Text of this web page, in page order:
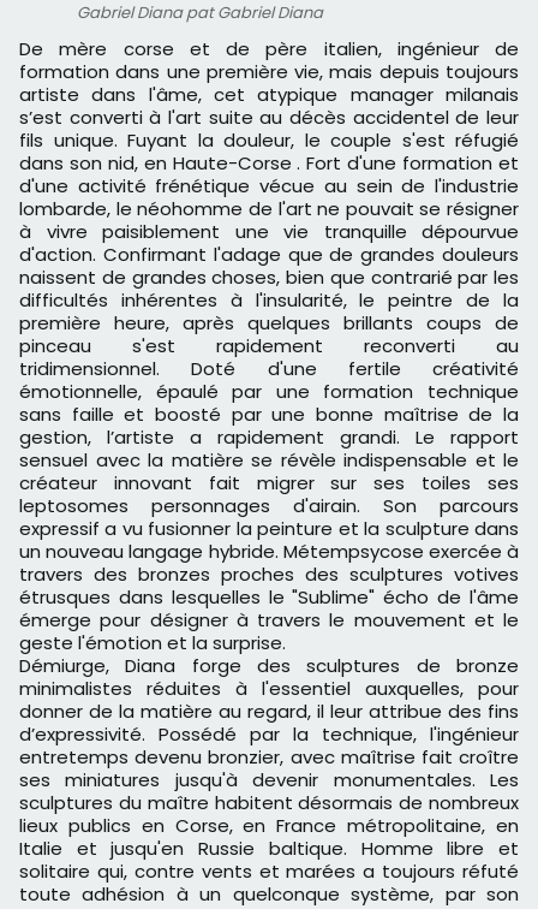
Gabriel Diana pat Gabriel Diana
De mère corse et de père italien, ingénieur de
formation dans une première vie, mais depuis toujours
artiste dans l'âme, cet atypique manager milanais
s’est converti à l'art suite au décès accidentel de leur
fils unique. Fuyant la douleur, le couple s'est réfugié
dans son nid, en Haute-Corse . Fort d'une formation et
d'une activité frénétique vécue au sein de l'industrie
lombarde, le néohomme de l'art ne pouvait se résigner
à vivre paisiblement une vie tranquille dépourvue
d'action. Confirmant l'adage que de grandes douleurs
naissent de grandes choses, bien que contrarié par les
difficultés inhérentes à l'insularité, le peintre de la
première heure, après quelques brillants coups de
pinceau s'est rapidement reconverti au
tridimensionnel. Doté d'une fertile créativité
émotionnelle, épaulé par une formation technique
sans faille et boosté par une bonne maîtrise de la
gestion, l’artiste a rapidement grandi. Le rapport
sensuel avec la matière se révèle indispensable et le
créateur innovant fait migrer sur ses toiles ses
leptosomes personnages d'airain. Son parcours
expressif a vu fusionner la peinture et la sculpture dans
un nouveau langage hybride. Métempsycose exercée à
travers des bronzes proches des sculptures votives
étrusques dans lesquelles le "Sublime" écho de l'âme
émerge pour désigner à travers le mouvement et le
geste l'émotion et la surprise.
Démiurge, Diana forge des sculptures de bronze
minimalistes réduites à l'essentiel auxquelles, pour
donner de la matière au regard, il leur attribue des fins
d’expressivité. Possédé par la technique, l'ingénieur
entretemps devenu bronzier, avec maîtrise fait croître
ses miniatures jusqu'à devenir monumentales. Les
sculptures du maître habitent désormais de nombreux
lieux publics en Corse, en France métropolitaine, en
Italie et jusqu'en Russie baltique. Homme libre et
solitaire qui, contre vents et marées a toujours réfuté
toute adhésion à un quelconque système, par son